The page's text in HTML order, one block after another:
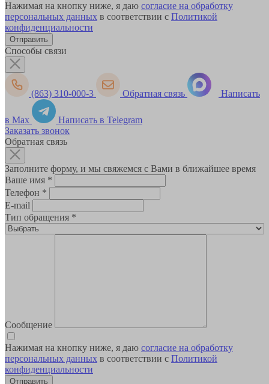
Нажимая на кнопку ниже, я даю согласие на обработку
персональных данных в соответствии с Политикой
конфиденциальности
Способы связи
(863) 310-000-3 Обратная связь Написать
в Max
Написать в Telegram
Заказать звонок
Обратная связь
Заполните форму, и мы свяжемся с Вами в ближайшее время
Ваше имя *
Телефон *
E-mail
Тип обращения *
Сообщение
Нажимая на кнопку ниже, я даю согласие на обработку
персональных данных в соответствии с Политикой
конфиденциальности